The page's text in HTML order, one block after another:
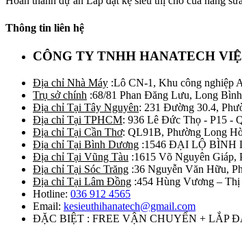
Thông tin liên hệ
CÔNG TY TNHH HANATECH
Địa chỉ Nhà Máy :Lô CN-1, Khu công nghiệp
Trụ sở chính :68/81 Phan Đăng Lưu, Long
Địa chỉ Tại Tây Nguyên: 231 Đường 30.4,
Địa chỉ Tại TPHCM: 936 Lê Đức Thọ - P15 -
Địa chỉ Tại Cần Thơ: QL91B, Phường Long
Địa chỉ Tại Bình Dương :1546 ĐẠI LỘ BÌNH
Địa chỉ Tại Vũng Tàu :1615 Võ Nguyên Giáp,
Địa chỉ Tại Sóc Trăng :36 Nguyễn Văn Hữu,
Địa chỉ Tại Lâm Đồng :454 Hùng Vương –
Hotline: 036 912 4565
Email: kesieuthihanatech@gmail.com
ĐẶC BIỆT : FREE VẬN CHUYỂN + LẮP